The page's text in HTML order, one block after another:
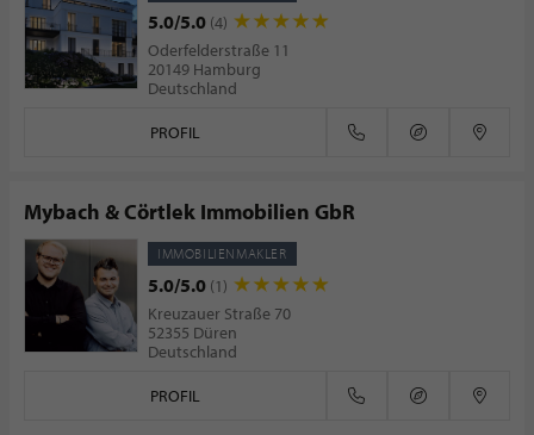
5.0/5.0 (4)
Oderfelderstraße 11
20149 Hamburg
Deutschland
PROFIL
Mybach & Cörtlek Immobilien GbR
IMMOBILIENMAKLER
5.0/5.0 (1)
Kreuzauer Straße 70
52355 Düren
Deutschland
PROFIL